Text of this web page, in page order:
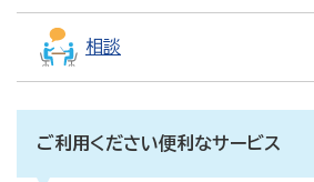
相談
ご利用ください便利なサービス